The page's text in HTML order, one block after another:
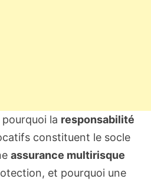
la responsabilité
constituent le socle
assurance multirisque
et pourquoi une